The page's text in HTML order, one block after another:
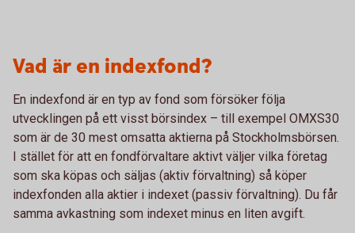
Vad är en indexfond?
En indexfond är en typ av fond som försöker följa
utvecklingen på ett visst börsindex – till exempel OMXS30
som är de 30 mest omsatta aktierna på Stockholmsbörsen.
I stället för att en fondförvaltare aktivt väljer vilka företag
som ska köpas och säljas (aktiv förvaltning) så köper
indexfonden alla aktier i indexet (passiv förvaltning). Du får
samma avkastning som indexet minus en liten avgift.